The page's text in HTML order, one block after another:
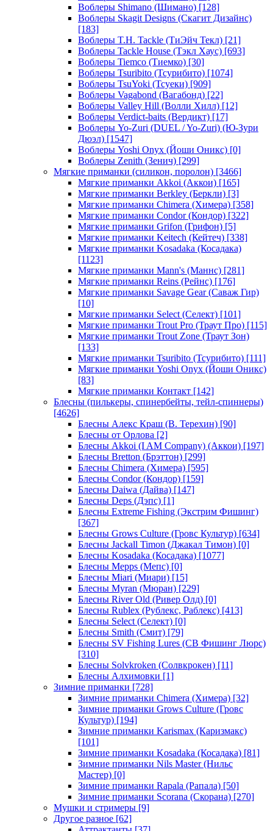
Воблеры Shimano (Шимано) [128]
Воблеры Skagit Designs (Скагит Дизайнс)
[183]
Воблеры T.H. Tackle (ТиЭйч Текл) [21]
Воблеры Tackle House (Тэкл Хаус) [693]
Воблеры Tiemco (Тиемко) [30]
Воблеры Tsuribito (Тсурибито) [1074]
Воблеры TsuYoki (Тсуеки) [909]
Воблеры Vagabond (Вагабонд) [22]
Воблеры Valley Hill (Волли Хилл) [12]
Воблеры Verdict-baits (Вердикт) [17]
Воблеры Yo-Zuri (DUEL / Yo-Zuri) (Ю-Зури
Дюэл) [1547]
Воблеры Yoshi Onyx (Йоши Оникс) [0]
Воблеры Zenith (Зенич) [299]
Мягкие приманки (силикон, поролон) [3466]
Мягкие приманки Akkoi (Аккои) [165]
Мягкие приманки Berkley (Беркли) [3]
Мягкие приманки Chimera (Химера) [358]
Мягкие приманки Condor (Кондор) [322]
Мягкие приманки Grifon (Грифон) [5]
Мягкие приманки Keitech (Кейтеч) [338]
Мягкие приманки Kosadaka (Косадака)
[1123]
Мягкие приманки Mann's (Маннс) [281]
Мягкие приманки Reins (Рейнс) [176]
Мягкие приманки Savage Gear (Саваж Гир)
[10]
Мягкие приманки Select (Селект) [101]
Мягкие приманки Trout Pro (Траут Про) [115]
Мягкие приманки Trout Zone (Траут Зон)
[133]
Мягкие приманки Tsuribito (Тсурибито) [111]
Мягкие приманки Yoshi Onyx (Йоши Оникс)
[83]
Мягкие приманки Контакт [142]
Блесны (пилькеры, спинербейты, тейл-спиннеры)
[4626]
Блесны Алекс Краш (В. Терехин) [90]
Блесны от Орлова [2]
Блесны Akkoi (I AM Company) (Аккои) [197]
Блесны Bretton (Брэттон) [299]
Блесны Chimera (Химера) [595]
Блесны Condor (Кондор) [159]
Блесны Daiwa (Дайва) [147]
Блесны Deps (Дэпс) [1]
Блесны Extreme Fishing (Экстрим Фишинг)
[367]
Блесны Grows Culture (Гровс Культур) [634]
Блесны Jackall Timon (Джакал Тимон) [0]
Блесны Kosadaka (Косадака) [1077]
Блесны Mepps (Мепс) [0]
Блесны Miari (Миари) [15]
Блесны Myran (Мюран) [229]
Блесны River Old (Ривер Олд) [0]
Блесны Rublex (Рублекс, Раблекс) [413]
Блесны Select (Селект) [0]
Блесны Smith (Смит) [79]
Блесны SV Fishing Lures (СВ Фишинг Люрс)
[310]
Блесны Solvkroken (Солвкрокен) [11]
Блесны Алхимовки [1]
Зимние приманки [728]
Зимние приманки Chimera (Химера) [32]
Зимние приманки Grows Culture (Гровс
Культур) [194]
Зимние приманки Karismax (Каризмакс)
[101]
Зимние приманки Kosadaka (Косадака) [81]
Зимние приманки Nils Master (Нильс
Мастер) [0]
Зимние приманки Rapala (Рапала) [50]
Зимние приманки Scorana (Скорана) [270]
Мушки и стримеры [9]
Другое разное [62]